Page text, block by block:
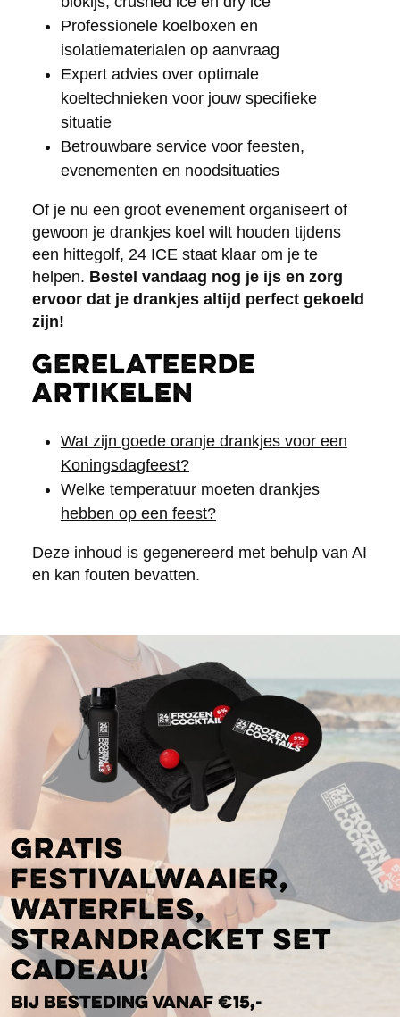
Professionele koelboxen en
isolatiematerialen op aanvraag
Expert advies over optimale
koeltechnieken voor jouw specifieke
situatie
Betrouwbare service voor feesten,
evenementen en noodsituaties
Of je nu een groot evenement organiseert of
gewoon je drankjes koel wilt houden tijdens
een hittegolf, 24 ICE staat klaar om je te
helpen. Bestel vandaag nog je ijs en zorg
ervoor dat je drankjes altijd perfect gekoeld
zijn!
Gerelateerde
artikelen
Wat zijn goede oranje drankjes voor een
Koningsdagfeest?
Welke temperatuur moeten drankjes
hebben op een feest?
Deze inhoud is gegenereerd met behulp van AI
en kan fouten bevatten.
Gratis
festivalwaaier,
waterfles,
strandracket set
cadeau!
Bij besteding vanaf €15,-